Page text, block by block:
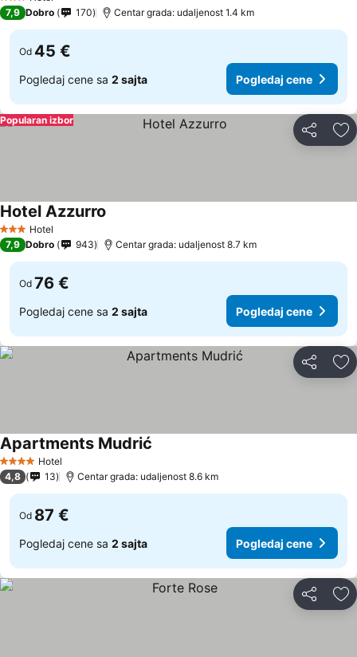
3 Zvezdice
7,9 Dobro 170 Centar grada: udaljenost 1.4 km
Od 45 €
Pogledaj cene sa 2 sajta Pogledaj cene
Deli
Popularan izbor
3 Zvezdice
Hotel
Hotel Azzurro
7,9 Dobro 943 Centar grada: udaljenost 8.7 km
Od 76 €
Pogledaj cene sa 2 sajta Pogledaj cene
Deli
4 ZvezdiceHotel
Apartments Mudrić
4,8 13 Centar grada: udaljenost 8.6 km
Od 87 €
Pogledaj cene sa 2 sajta Pogledaj cene
Deli